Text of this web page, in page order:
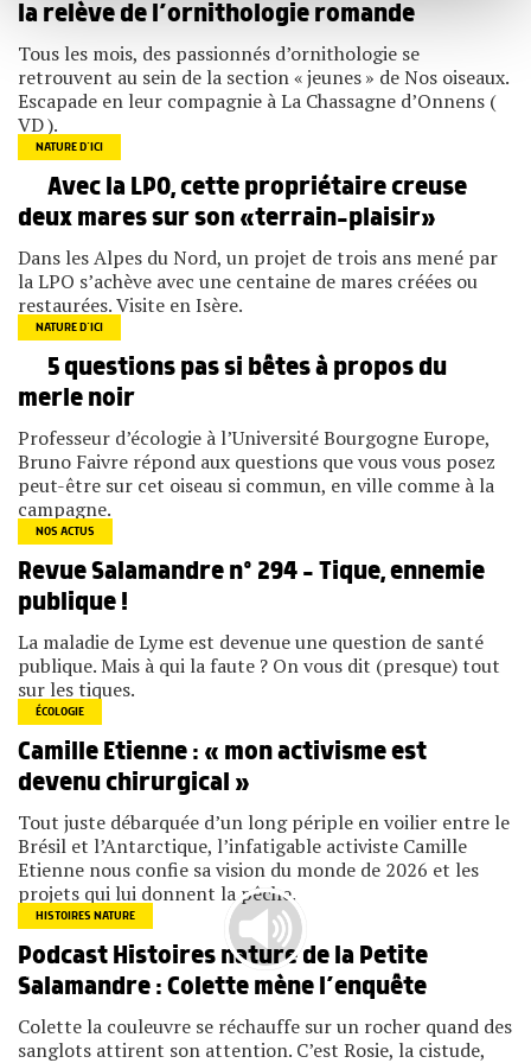
avec d'autres informations que vous leur avez fournies
ou qu'ils ont collectées lors de votre utilisation de leurs
services.
la relève de l’ornithologie romande
Tous les mois, des passionnés d’ornithologie se
retrouvent au sein de la section « jeunes » de Nos oiseaux.
Escapade en leur compagnie à La Chassagne d’Onnens (
VD ).
NATURE D’ICI
Avec la LPO, cette propriétaire creuse
deux mares sur son «terrain-plaisir»
Dans les Alpes du Nord, un projet de trois ans mené par
la LPO s’achève avec une centaine de mares créées ou
restaurées. Visite en Isère.
NATURE D’ICI
5 questions pas si bêtes à propos du
merle noir
Professeur d’écologie à l’Université Bourgogne Europe,
Bruno Faivre répond aux questions que vous vous posez
peut-être sur cet oiseau si commun, en ville comme à la
campagne.
NOS ACTUS
Revue Salamandre n° 294 – Tique, ennemie
publique !
La maladie de Lyme est devenue une question de santé
publique. Mais à qui la faute ? On vous dit (presque) tout
sur les tiques.
ÉCOLOGIE
Camille Etienne : « mon activisme est
devenu chirurgical »
Tout juste débarquée d’un long périple en voilier entre le
Brésil et l’Antarctique, l’infatigable activiste Camille
Etienne nous confie sa vision du monde de 2026 et les
projets qui lui donnent la pêche.
HISTOIRES NATURE
Podcast Histoires nature de la Petite
Salamandre : Colette mène l’enquête
Colette la couleuvre se réchauffe sur un rocher quand des
sanglots attirent son attention. C’est Rosie, la cistude,